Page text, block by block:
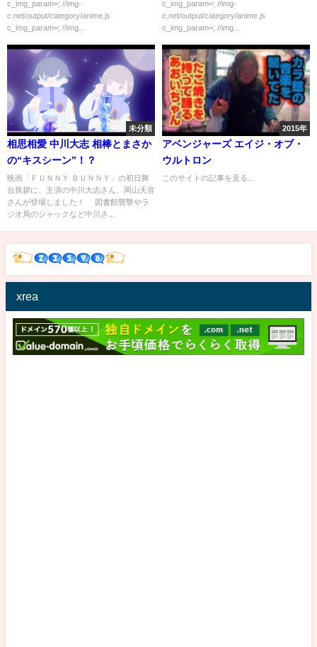
c_img_param=; //img-
c.net/output/category/anime.js
c_img_param=; //img...
c_img_param=; //img-
c.net/output/category/anime.js
c_img_param=; //img...
未分類
相思相愛 中川大志 相棒とまさか
の“キスシーン”！？
映画「ＦＵＮＮＹ ＢＵＮＮＹ」の初日舞
台挨拶に、主演の中川大志さん、岡山天音
さんが登場しました！ 図書館襲撃やラ
ジオ局のジャックなど中川さ...
2015年
アベンジャーズ エイジ・オブ・
ウルトロン
このサイトの記事を見る...
xrea